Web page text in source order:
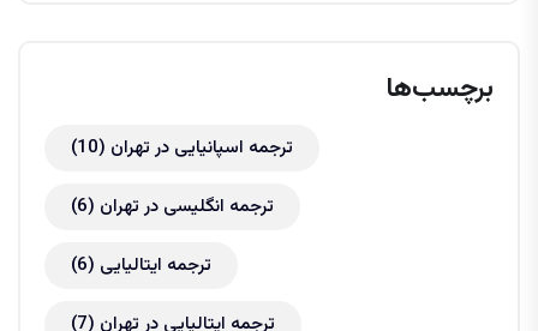
برچسب‌ها
ترجمه اسپانیایی در تهران (10)
ترجمه انگلیسی در تهران (6)
ترجمه ایتالیایی (6)
ترجمه ایتالیایی در تهران (7)